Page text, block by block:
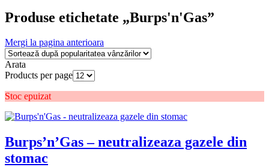
Produse etichetate „Burps'n'Gas”
Mergi la pagina anterioara
Arata
Products per page
Stoc epuizat
Burps’n’Gas – neutralizeaza gazele din
stomac